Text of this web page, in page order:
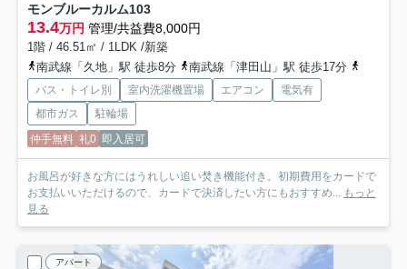
モンブルーカルム103
13.4万円 管理/共益費8,000円
1階 / 46.51㎡ / 1LDK /新築
南武線「久地」駅 徒歩8分
南武線「津田山」駅 徒歩17分
バス・トイレ別 室内洗濯機置場 エアコン
電気有
都市ガス
駐輪場
仲手無料 礼0 即入居可
お風呂が好きな方にはうれしい追い焚き機能付き。初期費用をカードで
お支払いいただけるので、カードで決済したい方にもおすすめ... もっと
見る
アパート